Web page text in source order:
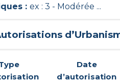
: ex : 3 - Modérée ...
Date
d’autorisation